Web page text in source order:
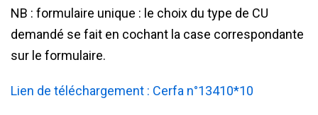
NB : formulaire unique : le choix du type de CU
demandé se fait en cochant la case correspondante
sur le formulaire.
Lien de téléchargement : Cerfa n°13410*10